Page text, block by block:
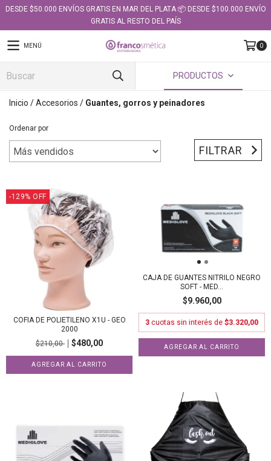
DESDE $50.000 ENVÍOS GRATIS EN MAR DEL PLATA 📦 DESDE $100.000 ENVÍO
GRATIS AL RESTO DEL PAÍS
MENÚ 0
PRODUCTOS
Inicio /Accesorios / Guantes, gorros y peinadores
Ordenar por
FILTRAR
-129% OFF
COFIA DE POLIETILENO X1U - GEO
2000
$210,00
$480,00
CAJA DE GUANTES NITRILO NEGRO
SOFT - MED...
$9.960,00
3 cuotas sin interés de $3.320,00
AGREGAR AL CARRITO